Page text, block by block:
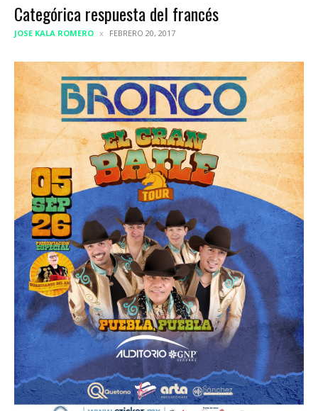
Categórica respuesta del francés
JOSE KALA ROMERO FEBRERO 20, 2017